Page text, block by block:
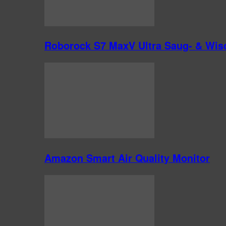
Roborock S7 MaxV Ultra Saug- &
Amazon Smart Air Quality Monitor